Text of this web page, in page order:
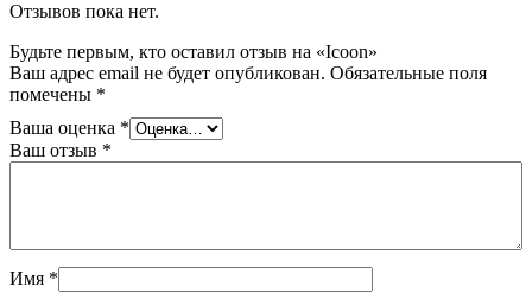
Отзывов пока нет.
Будьте первым, кто оставил отзыв на «Icoon»
Ваш адрес email не будет опубликован. Обязательные поля
помечены *
Ваша оценка *
Ваш отзыв *
Имя *